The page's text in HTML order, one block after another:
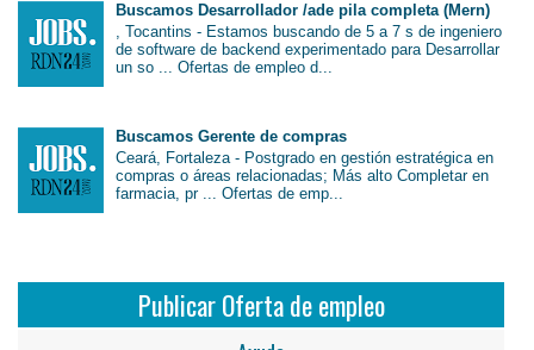
Buscamos Desarrollador /ade pila completa (Mern)
, Tocantins - Estamos buscando de 5 a 7 s de ingeniero
de software de backend experimentado para Desarrollar
un so ... Ofertas de empleo d...
Buscamos Gerente de compras
Ceará, Fortaleza - Postgrado en gestión estratégica en
compras o áreas relacionadas; Más alto Completar en
farmacia, pr ... Ofertas de emp...
Publicar Oferta de empleo